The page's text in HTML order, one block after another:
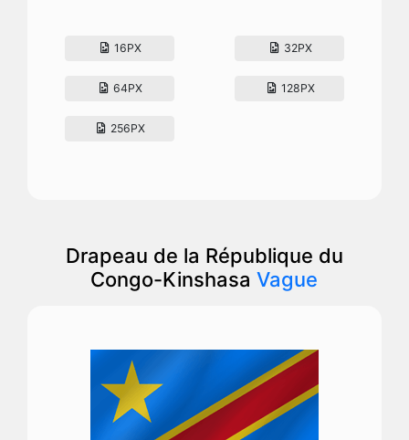
16PX 32PX
64PX 128PX
256PX
Drapeau de la République du
Congo-KinshasaVague